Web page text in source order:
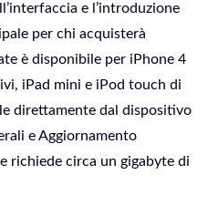
e l’introduzione
per chi acquisterà
è disponibile per iPhone 4
iPad mini e iPod touch di
direttamente dal dispositivo
e Aggiornamento
richiede circa un gigabyte di